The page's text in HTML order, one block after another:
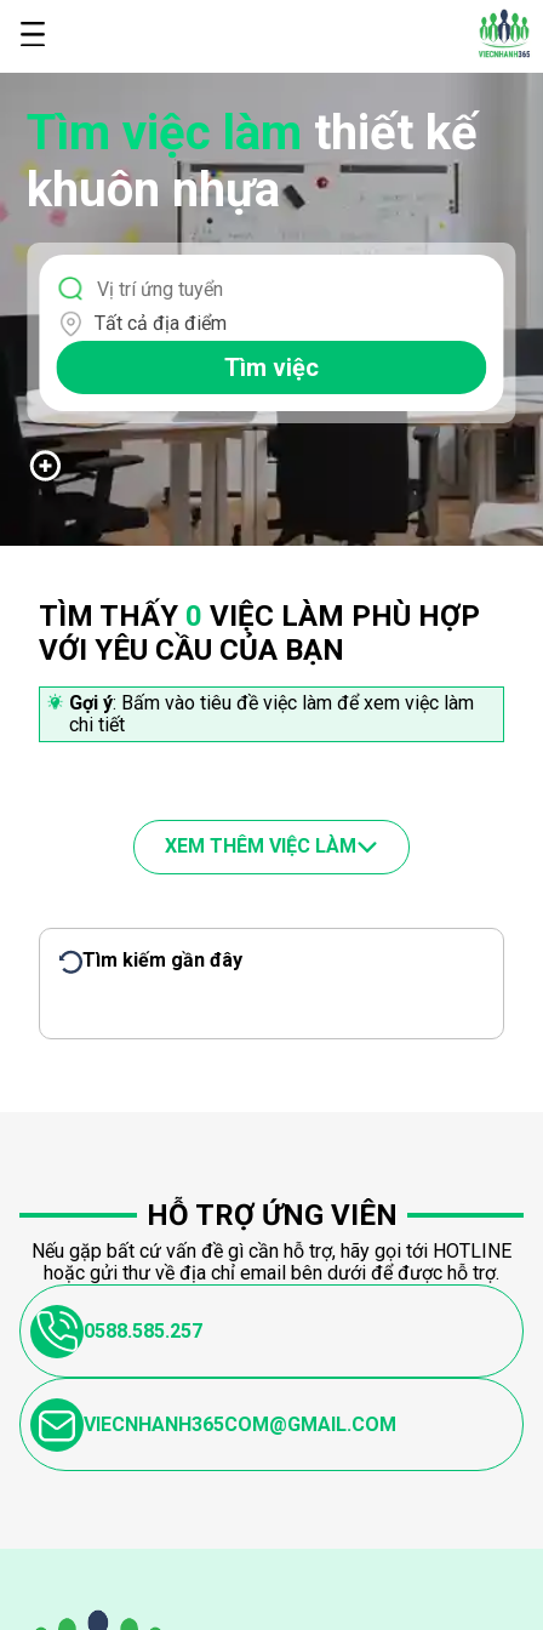
Tìm việc làm thiết kế
khuôn nhựa
Tất cả địa điểm
Tìm việc
TÌM THẤY 0 VIỆC LÀM PHÙ HỢP
VỚI YÊU CẦU CỦA BẠN
Gợi ý: Bấm vào tiêu đề việc làm để xem việc làm
chi tiết
XEM THÊM VIỆC LÀM
Tìm kiếm gần đây
HỖ TRỢ ỨNG VIÊN
Nếu gặp bất cứ vấn đề gì cần hỗ trợ, hãy gọi tới HOTLINE
hoặc gửi thư về địa chỉ email bên dưới để được hỗ trợ.
0588.585.257
VIECNHANH365COM@GMAIL.COM